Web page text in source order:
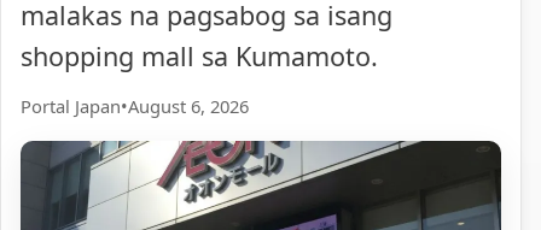
malakas na pagsabog sa isang
shopping mall sa Kumamoto.
Portal Japan•August 6, 2026